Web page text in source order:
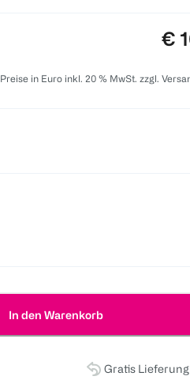
€
Preise in Euro inkl. 20 % MwSt. zzgl.
In den Warenkorb
Gratis